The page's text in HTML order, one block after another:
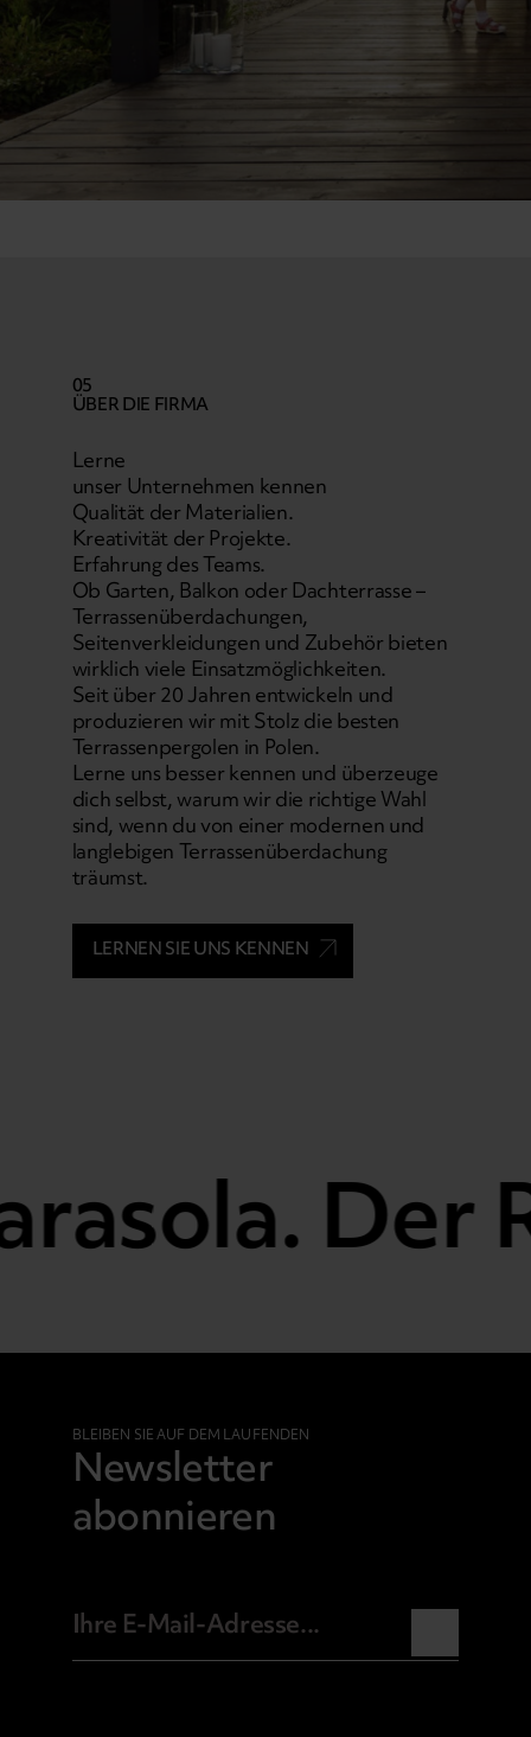
05
ÜBER DIE FIRMA
Lerne
unser Unternehmen kennen
Qualität der Materialien.
Kreativität der Projekte.
Erfahrung des Teams.
Ob Garten, Balkon oder Dachterrasse –
Terrassenüberdachungen,
Seitenverkleidungen und Zubehör bieten
wirklich viele Einsatzmöglichkeiten.
Seit über 20 Jahren entwickeln und
produzieren wir mit Stolz die besten
Terrassenpergolen in Polen.
Lerne uns besser kennen und überzeuge
dich selbst, warum wir die richtige Wahl
sind, wenn du von einer modernen und
langlebigen Terrassenüberdachung
träumst.
LERNEN SIE UNS KENNEN
Der
BLEIBEN SIE AUF DEM LAUFENDEN
Newsletter
abonnieren